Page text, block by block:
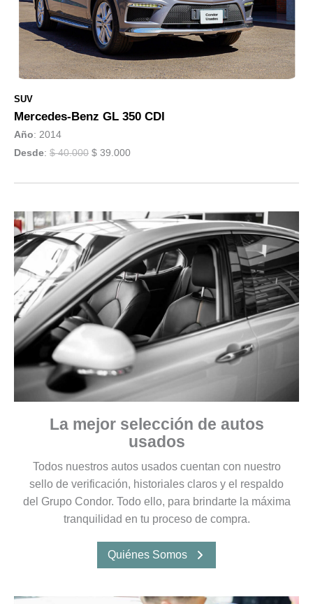
SUV
Mercedes-Benz GL 350 CDI
Año: 2014
Desde: $ 40.000 $ 39.000
La mejor selección de autos
usados
Todos nuestros autos usados cuentan con nuestro
sello de verificación, historiales claros y el respaldo
del Grupo Condor. Todo ello, para brindarte la máxima
tranquilidad en tu proceso de compra.
Quiénes Somos